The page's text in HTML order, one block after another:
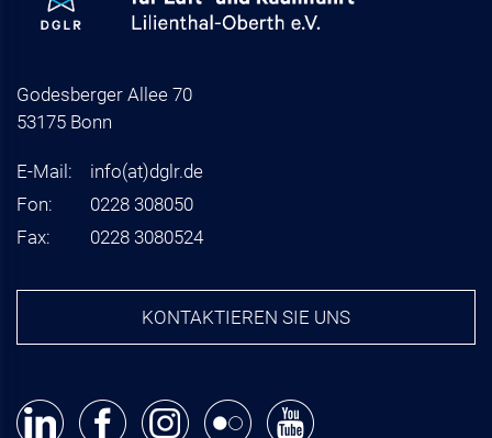
Godesberger Allee 70
53175 Bonn
E-Mail: info(at)dglr.de
Fon:
0228 308050
Fax:
0228 3080524
KONTAKTIEREN SIE UNS